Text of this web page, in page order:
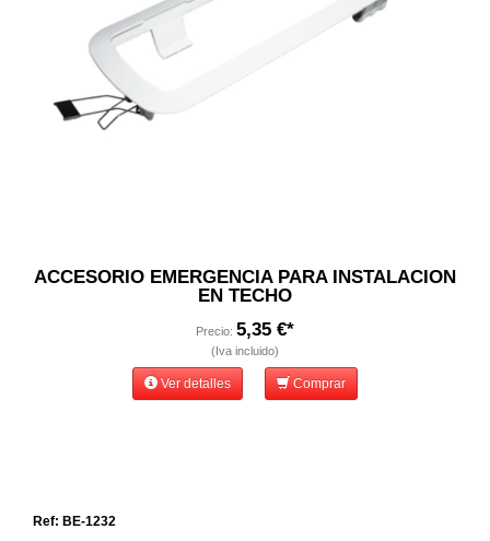
ACCESORIO EMERGENCIA PARA INSTALACION
EN TECHO
Precio: 5,35 €*
(Iva incluido)
Ver detalles Comprar
Ref: BE-1232